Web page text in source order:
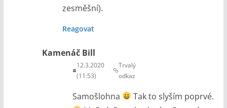
zesměšní).
Reagovat
Kamenáč Bill
12.3.2020
(11:53)
Trvalý
odkaz
Samošlohna
Tak to slyším poprvé.